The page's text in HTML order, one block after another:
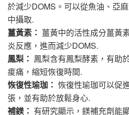
於減少DOMS。可以從魚油、亞
中攝取.
薑黃素： 薑黃中的活性成分薑黃
炎反應，進而減少DOMS.
鳳梨： 鳳梨含有鳳梨酵素，有助
痠痛，縮短恢復時間.
恢復性瑜珈： 恢復性瑜珈可以促
張，並有助於放鬆身心.
補鎂： 有研究顯示，鎂補充劑能